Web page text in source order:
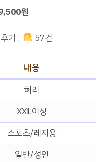
원
기 : 57건
내용
허리
XXL이상
스포츠/레저용
일반/성인